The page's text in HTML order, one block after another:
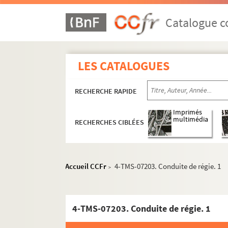
Catalogue
LES CATALOGUES
RECHERCHE RAPIDE
RECHERCHES CIBLÉES
Imprimés
multimédia
Accueil CCFr > 4-TMS-07203. Conduite de régie. 1
4-TMS-07203. Conduite de régie. 1
Roger-Ferdinand. Le signe de Kikota :
Jacques Deval. Signor Bracoli : pièce en 3
Yves Mirande, Alex Madis. Simone est
Maurice Magre. Sin : féerie chinoise en 3
Pierre de Marivaux. Les sincères : comédie
René Fauchois. Le singe qui parle : comédie
Henri Lavedan. Sire : pièce en 5 actes. 1909
Théodore de Banville. Socrate et sa femme :
Pierre Veber. Les soeurs Mirette : pièce en 3
José de Bérys, Marcel Doligny . Un soir chez